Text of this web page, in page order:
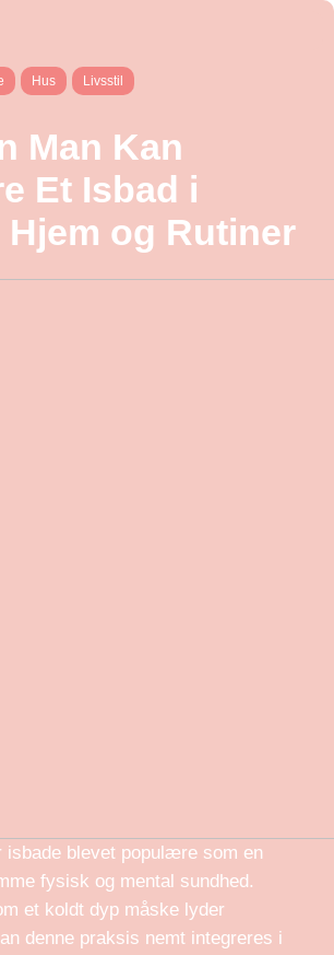
Hus Livsstil
Man Kan
Et Isbad i
Hjem og Rutiner
isbade blevet populære som en
fysisk og mental sundhed.
et koldt dyp måske lyder
denne praksis nemt integreres i